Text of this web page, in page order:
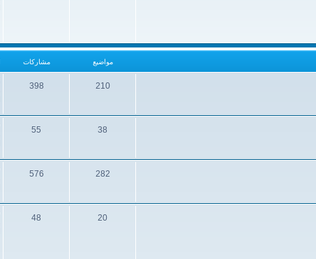
مواضيع مشاركات
210
398
38
55
282
576
20
48